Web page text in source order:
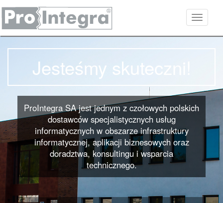
Toggle
Jesteśmy skuteczni!
ProIntegra SA jest jednym z czołowych polskich
dostawców specjalistycznych usług
informatycznych w obszarze infrastruktury
informatycznej, aplikacji biznesowych oraz
doradztwa, konsultingu i wsparcia
technicznego.